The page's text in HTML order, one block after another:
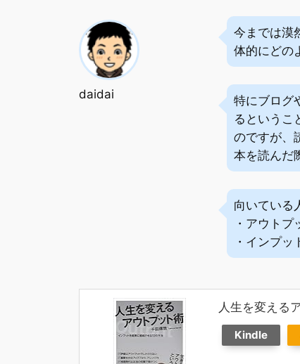
daidai
今までは漠
体的にどの
特にブログ
るというこ
のですが、
本を読んだ
向いている
・アウト
・インプ
人生を変える
Kindle